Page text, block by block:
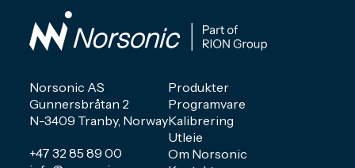
Norsonic AS
Gunnersbråtan 2
N-3409 Tranby, Norway
+47 32 85 89 00
Produkter
Programvare
Kalibrering
Utleie
Om Norsonic